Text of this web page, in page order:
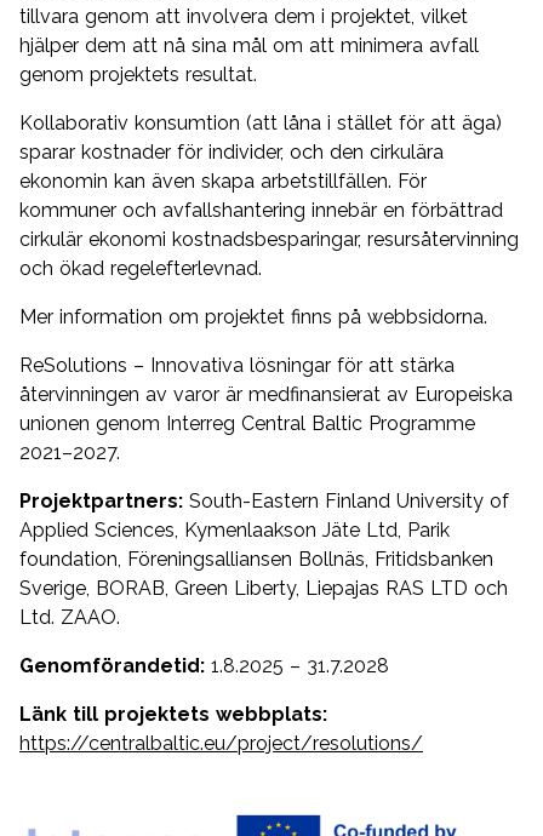
tillvara genom att involvera dem i projektet, vilket
hjälper dem att nå sina mål om att minimera avfall
genom projektets resultat.
Kollaborativ konsumtion (att låna i stället för att äga)
sparar kostnader för individer, och den cirkulära
ekonomin kan även skapa arbetstillfällen. För
kommuner och avfallshantering innebär en förbättrad
cirkulär ekonomi kostnadsbesparingar, resursåtervinning
och ökad regelefterlevnad.
Mer information om projektet finns på webbsidorna.
ReSolutions – Innovativa lösningar för att stärka
återvinningen av varor är medfinansierat av Europeiska
unionen genom Interreg Central Baltic Programme
2021–2027.
Projektpartners: South-Eastern Finland University of
Applied Sciences, Kymenlaakson Jäte Ltd, Parik
foundation, Föreningsalliansen Bollnäs, Fritidsbanken
Sverige, BORAB, Green Liberty, Liepajas RAS LTD och
Ltd. ZAAO.
Genomförandetid: 1.8.2025 – 31.7.2028
Länk till projektets webbplats:
https://centralbaltic.eu/project/resolutions/